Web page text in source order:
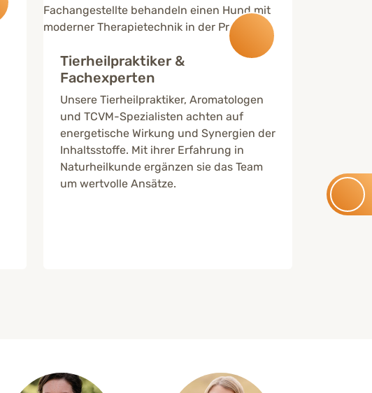
Tierheil­praktiker &
Fachexperten
Unsere Tierheilpraktiker, Aromatologen
und TCVM-Spezialisten achten auf
energetische Wirkung und Synergien der
Inhaltsstoffe. Mit ihrer Erfahrung in
Naturheilkunde ergänzen sie das Team
um wertvolle Ansätze.